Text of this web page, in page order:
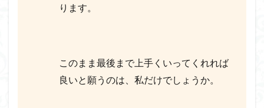
ります。
このまま最後まで上手くいってくれれば
良いと願うのは、私だけでしょうか。